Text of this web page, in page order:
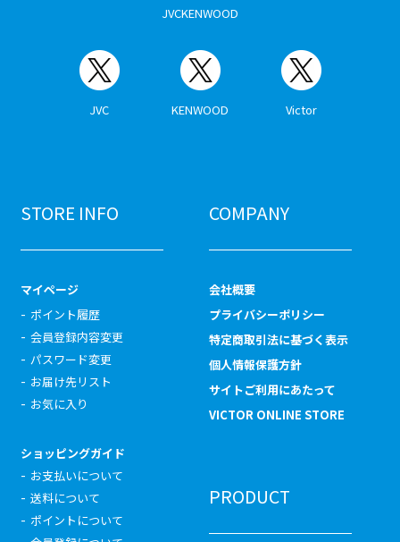
JVCKENWOOD
JVC KENWOOD Victor
STORE INFO
マイページ
ポイント履歴
会員登録内容変更
パスワード変更
お届け先リスト
お気に入り
ショッピングガイド
お支払いについて
送料について
ポイントについて
COMPANY
会社概要
プライバシーポリシー
特定商取引法に基づく表示
個人情報保護方針
サイトご利用にあたって
VICTOR ONLINE STORE
PRODUCT